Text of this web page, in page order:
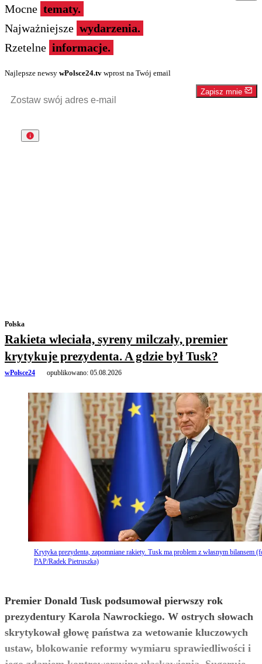
Mocne tematy.
Najważniejsze wydarzenia.
Rzetelne informacje.
Najlepsze newsy wPolsce24.tv wprost na Twój email
Zapisz mnie
Polska
Rakieta wleciała, syreny milczały, premier
krytykuje prezydenta. A gdzie był Tusk?
wPolsce24 opublikowano: 05.08.2026
Krytyka prezydenta, zapomniane rakiety. Tusk ma problem z własnym bilansem
PAP/Radek Pietruszka)
Premier Donald Tusk podsumował pierwszy rok
prezydentury Karola Nawrockiego. W ostrych słowach
skrytykował głowę państwa za wetowanie kluczowych
ustaw, blokowanie reformy wymiaru sprawiedliwości i